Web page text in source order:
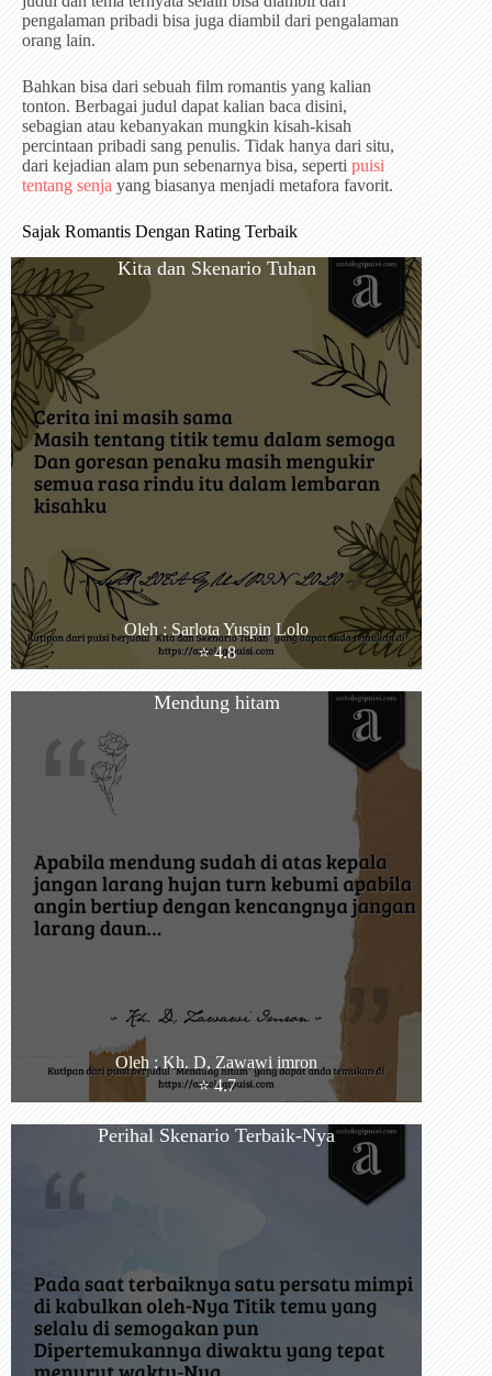
pengalaman pribadi bisa juga diambil dari pengalaman
orang lain.
Bahkan bisa dari sebuah film romantis yang kalian
tonton. Berbagai judul dapat kalian baca disini,
sebagian atau kebanyakan mungkin kisah-kisah
percintaan pribadi sang penulis. Tidak hanya dari situ,
dari kejadian alam pun sebenarnya bisa, seperti puisi
tentang senja yang biasanya menjadi metafora favorit.
Sajak Romantis Dengan Rating Terbaik
Kita dan Skenario Tuhan
Oleh : Sarlota Yuspin Lolo
⭐️ 4.8
Mendung hitam
Oleh : Kh. D, Zawawi imron
⭐️ 4.7
Perihal Skenario Terbaik-Nya